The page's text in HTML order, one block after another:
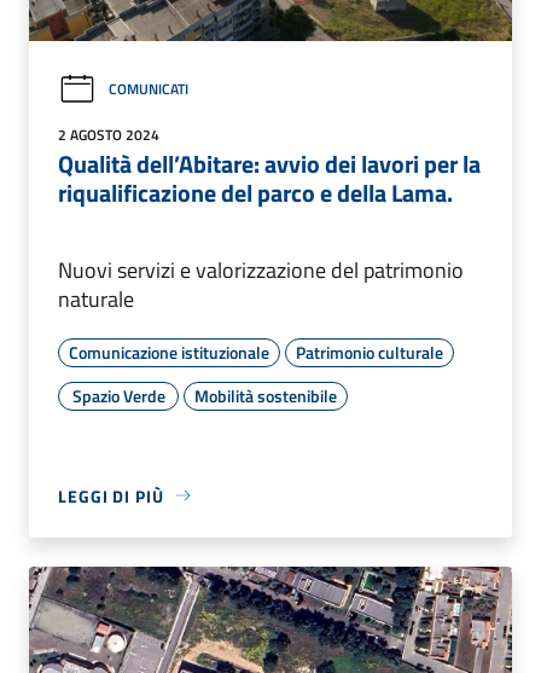
COMUNICATI
2 AGOSTO 2024
Qualità dell’Abitare: avvio dei lavori per la
riqualificazione del parco e della Lama.
Nuovi servizi e valorizzazione del patrimonio
naturale
Comunicazione istituzionale
Patrimonio culturale
Spazio Verde
Mobilità sostenibile
LEGGI DI PIÙ